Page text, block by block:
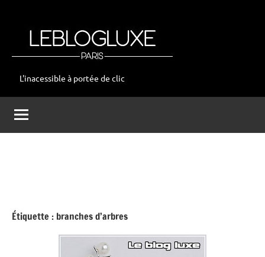
leblogluxe
L'inacessible à portée de clic
Étiquette : branches d’arbres